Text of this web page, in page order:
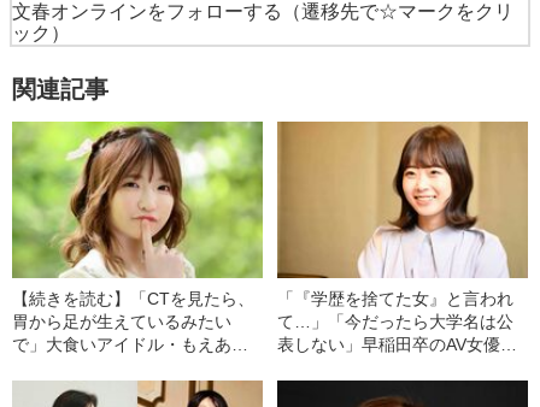
文春オンラインをフォローする
（遷移先で☆マークをクリ
ック）
関連記事
【続きを読む】「CTを見たら、
胃から足が生えているみたい
で」大食いアイドル・もえあず
ている”と言われた体の秘密
「『学歴を捨てた女』と言われ
て…」「今だったら大学名は公
表しない」早稲田卒のAV女優